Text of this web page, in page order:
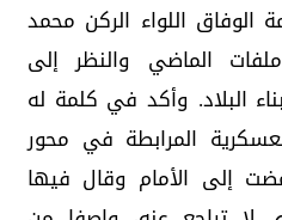
الوفاق اللواء الركن محمد
الماضي والنظر إلى
البلاد. وأكد في كلمة له
المرابطة في محور
إلى الأمام وقال فيها